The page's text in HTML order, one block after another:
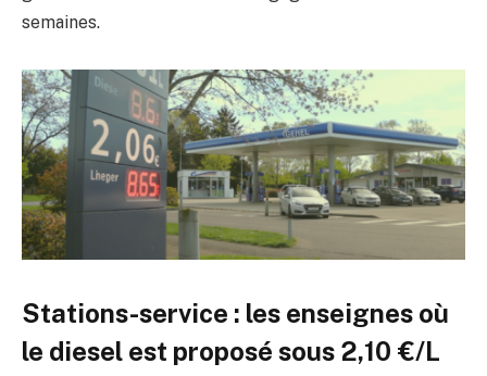
semaines.
Stations-service : les enseignes où
le diesel est proposé sous 2,10 €/L